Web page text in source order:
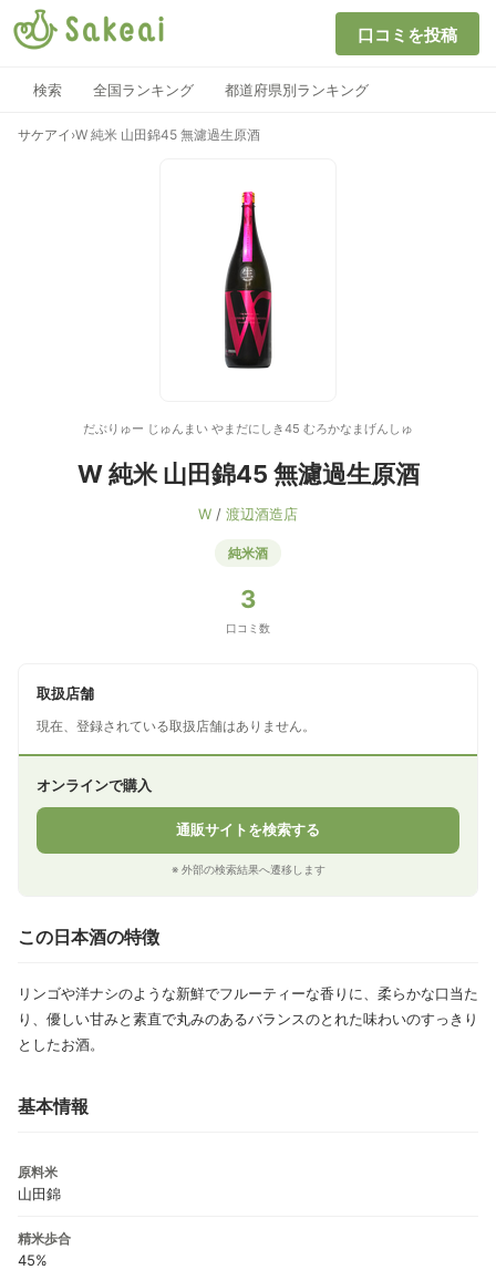
口コミを投稿
検索 全国ランキング 都道府県別ランキング
サケアイ ›W 純米 山田錦45 無濾過生原酒
だぶりゅー じゅんまい やまだにしき45 むろかなまげんしゅ
W 純米 山田錦45 無濾過生原酒
W / 渡辺酒造店
純米酒
3
口コミ数
取扱店舗
現在、登録されている取扱店舗はありません。
オンラインで購入
通販サイトを検索する
※ 外部の検索結果へ遷移します
この日本酒の特徴
リンゴや洋ナシのような新鮮でフルーティーな香りに、柔らかな口当た
り、優しい甘みと素直で丸みのあるバランスのとれた味わいのすっきり
としたお酒。
基本情報
原料米
山田錦
精米歩合
45%